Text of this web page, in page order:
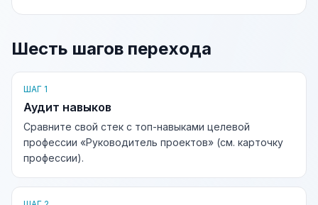
Шесть шагов перехода
ШАГ 1
Аудит навыков
Сравните свой стек с топ-навыками целевой
профессии «Руководитель проектов» (см. карточку
профессии).